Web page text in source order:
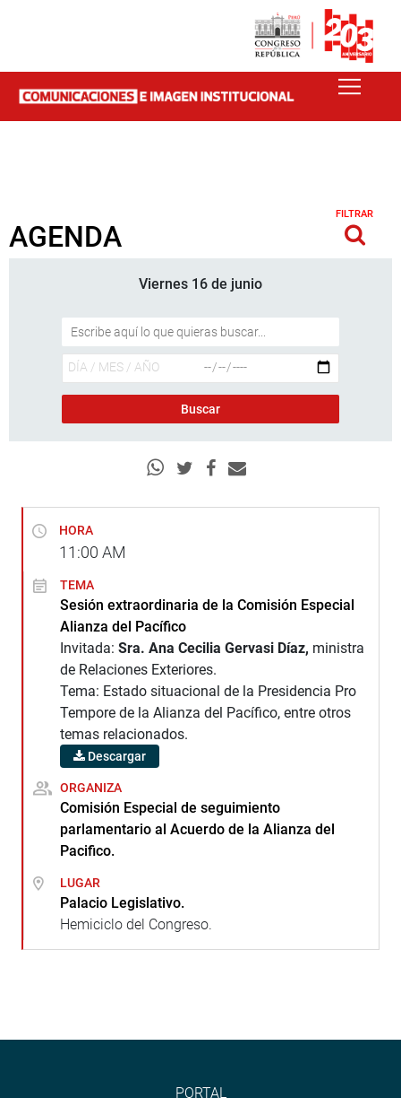
AGENDA
FILTRAR
Viernes 16 de junio
HORA
11:00 AM
TEMA
Sesión extraordinaria de la Comisión Especial
Alianza del Pacífico
Invitada: Sra. Ana Cecilia Gervasi Díaz, ministra
de Relaciones Exteriores.
Tema: Estado situacional de la Presidencia Pro
Tempore de la Alianza del Pacífico, entre otros
temas relacionados.
Descargar
ORGANIZA
Comisión Especial de seguimiento
parlamentario al Acuerdo de la Alianza del
Pacifico.
LUGAR
Palacio Legislativo.
Hemiciclo del Congreso.
PORTAL